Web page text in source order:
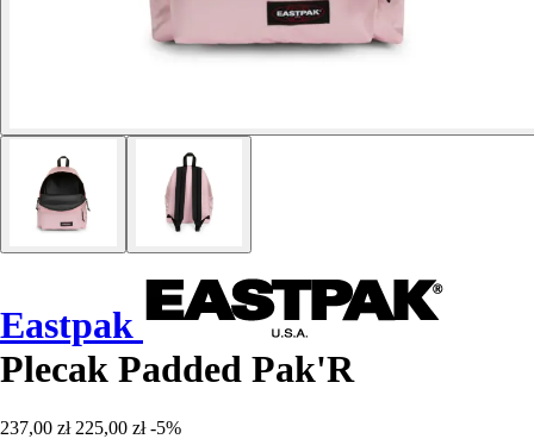
Eastpak
Plecak Padded Pak'R
237,00 zł 225,00 zł -5%